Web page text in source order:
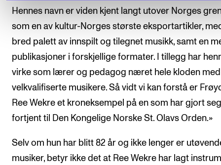
Hennes navn er viden kjent langt utover Norges
som en av kultur-Norges største eksportartikler,
bred palett av innspilt og tilegnet musikk, samt en
publikasjoner i forskjellige formater. I tillegg har
virke som lærer og pedagog næret hele kloden med
velkvalifiserte musikere. Så vidt vi kan forstå er
Ree Wekre et kroneksempel på en som har gjort seg
fortjent til Den Kongelige Norske St. Olavs Orden.»
Selv om hun har blitt 82 år og ikke lenger er
musiker, betyr ikke det at Ree Wekre har lagt